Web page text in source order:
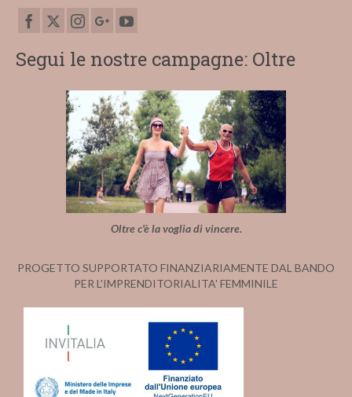
Segui le nostre campagne: Oltre
Oltre c'è la voglia di vincere.
PROGETTO SUPPORTATO FINANZIARIAMENTE DAL BANDO
PER L'IMPRENDITORIALITA' FEMMINILE